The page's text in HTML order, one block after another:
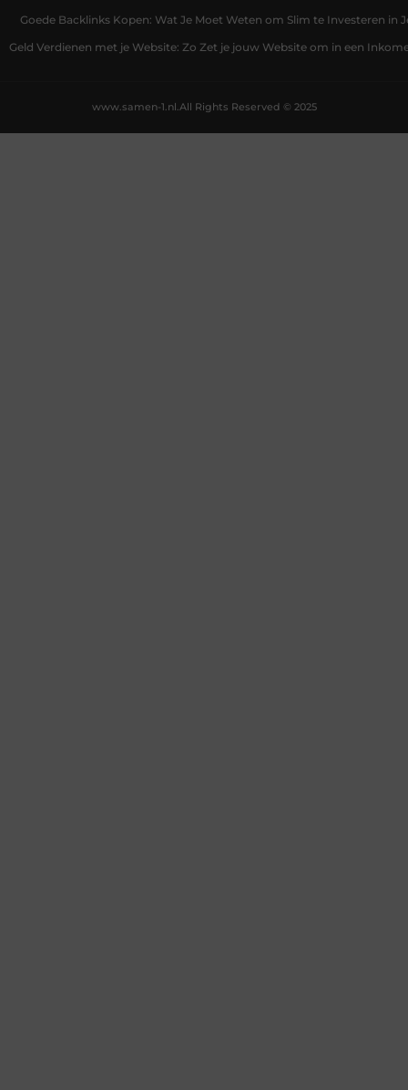
Goede Backlinks Kopen: Wat Je Moet Weten om Slim te Investeren in
Geld Verdienen met je Website: Zo Zet je jouw Website om in een
All Rights Reserved © 2025
www.samen-1.nl.